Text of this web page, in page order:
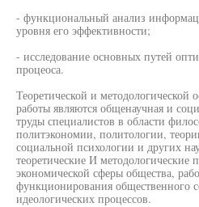
- функциональный анализ
уровня его эффективности;
- исследование основных путей
процеоса.
Теоретической и методологической
работы являются общенаучная и
труды специалистов в области
политэкономии, политологии,
социальной психологии и других
теоретические И методологические
экономической сферы общества,
функционирования общественного
идеологических процессов.